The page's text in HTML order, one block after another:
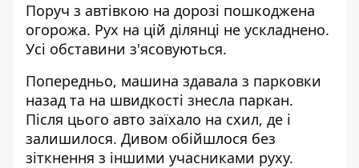
Поруч з автівкою на дорозі пошкоджена
огорожа. Рух на цій ділянці не ускладнено.
Усі обставини з'ясовуються.
Попередньо, машина здавала з парковки
назад та на швидкості знесла паркан.
Після цього авто заїхало на схил, де і
залишилося. Дивом обійшлося без
зіткнення з іншими учасниками руху.